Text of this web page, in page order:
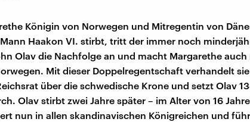
Königin von Norwegen und Mitregentin von
Haakon VI. stirbt, tritt der immer noch
Olav die Nachfolge an und macht Margarethe
Mit dieser Doppelregentschaft verhandelt
über die schwedische Krone und setzt Olav
Olav stirbt zwei Jahre später – im Alter von 16
nun in allen skandinavischen Königreichen und